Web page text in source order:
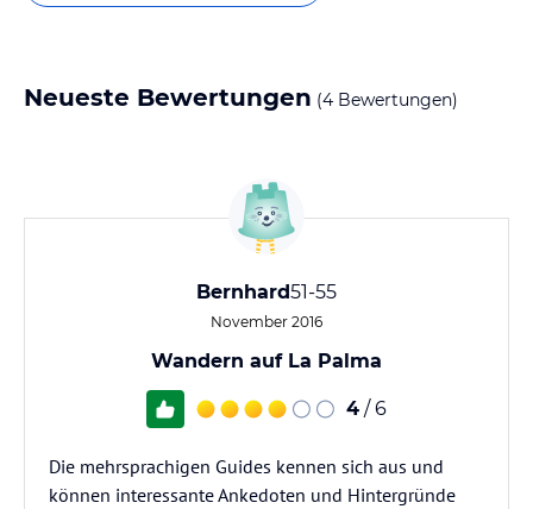
Neueste Bewertungen (4 Bewertungen)
Bernhard51-55
November 2016
Wandern auf La Palma
4 / 6
Die mehrsprachigen Guides kennen sich aus und
können interessante Ankedoten und Hintergründe